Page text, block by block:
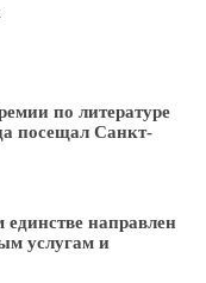
по литературе
посещал Санкт-
направлен
услугам и